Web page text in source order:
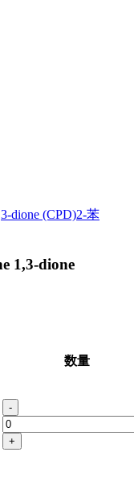
dione (CPD)2-苯
1,3-dione
数量
-
+